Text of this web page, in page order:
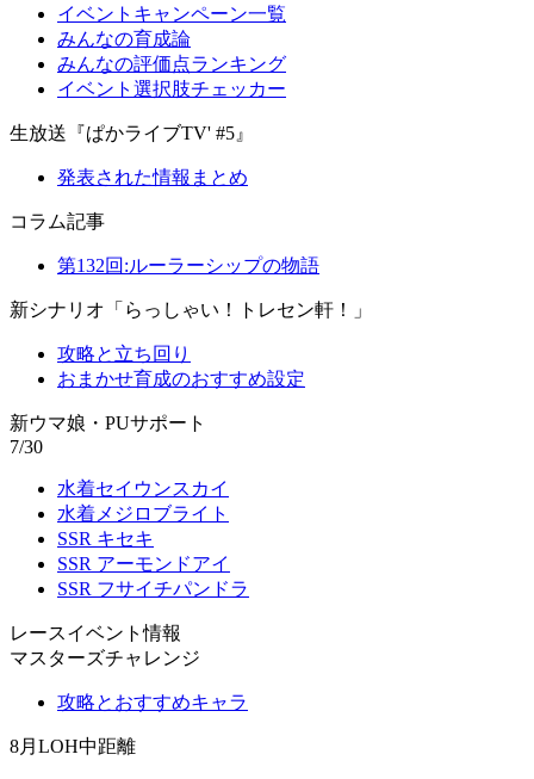
イベントキャンペーン一覧
みんなの育成論
みんなの評価点ランキング
イベント選択肢チェッカー
生放送『ぱかライブTV' #5』
発表された情報まとめ
コラム記事
第132回:ルーラーシップの物語
新シナリオ「らっしゃい！トレセン軒！」
攻略と立ち回り
おまかせ育成のおすすめ設定
新ウマ娘・PUサポート
7/30
水着セイウンスカイ
水着メジロブライト
SSR キセキ
SSR アーモンドアイ
SSR フサイチパンドラ
レースイベント情報
マスターズチャレンジ
攻略とおすすめキャラ
8月LOH中距離